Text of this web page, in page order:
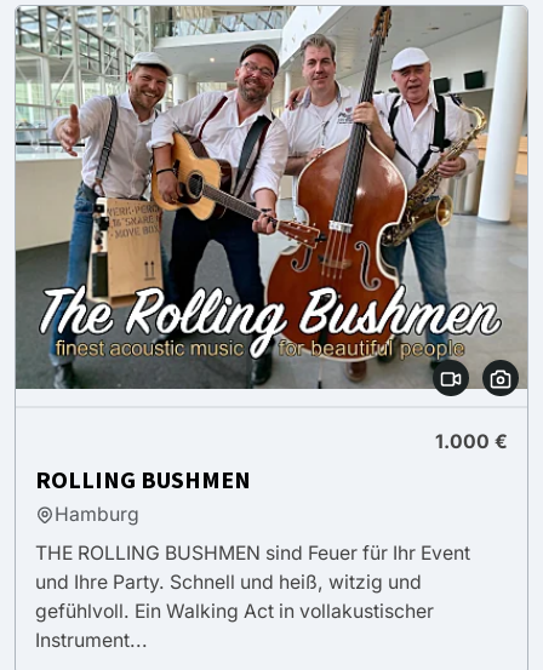
1.000 €
ROLLING BUSHMEN
Hamburg
THE ROLLING BUSHMEN sind Feuer für Ihr Event
und Ihre Party. Schnell und heiß, witzig und
gefühlvoll. Ein Walking Act in vollakustischer
Instrument...